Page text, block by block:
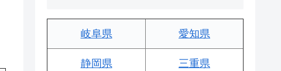
岐阜県 愛知県
静岡県 三重県